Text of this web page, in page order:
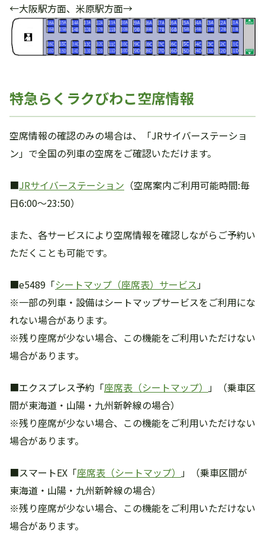
←大阪駅方面、米原駅方面→
特急らくラクびわこ空席情報
空席情報の確認のみの場合は、「JRサイバーステーショ
ン」で全国の列車の空席をご確認いただけます。
■JRサイバーステーション （空席案内ご利用可能時間:毎
日6:00～23:50）
また、各サービスにより空席情報を確認しながらご予約い
ただくことも可能です。
■e5489「シートマップ（座席表）サービス 」
※一部の列車・設備はシートマップサービスをご利用にな
れない場合があります。
※残り座席が少ない場合、この機能をご利用いただけない
場合があります。
■エクスプレス予約「座席表（シートマップ）
」（乗車区
間が東海道・山陽・九州新幹線の場合）
※残り座席が少ない場合、この機能をご利用いただけない
場合があります。
■スマートEX「座席表（シートマップ）
」（乗車区間が
東海道・山陽・九州新幹線の場合）
※残り座席が少ない場合、この機能をご利用いただけない
場合があります。